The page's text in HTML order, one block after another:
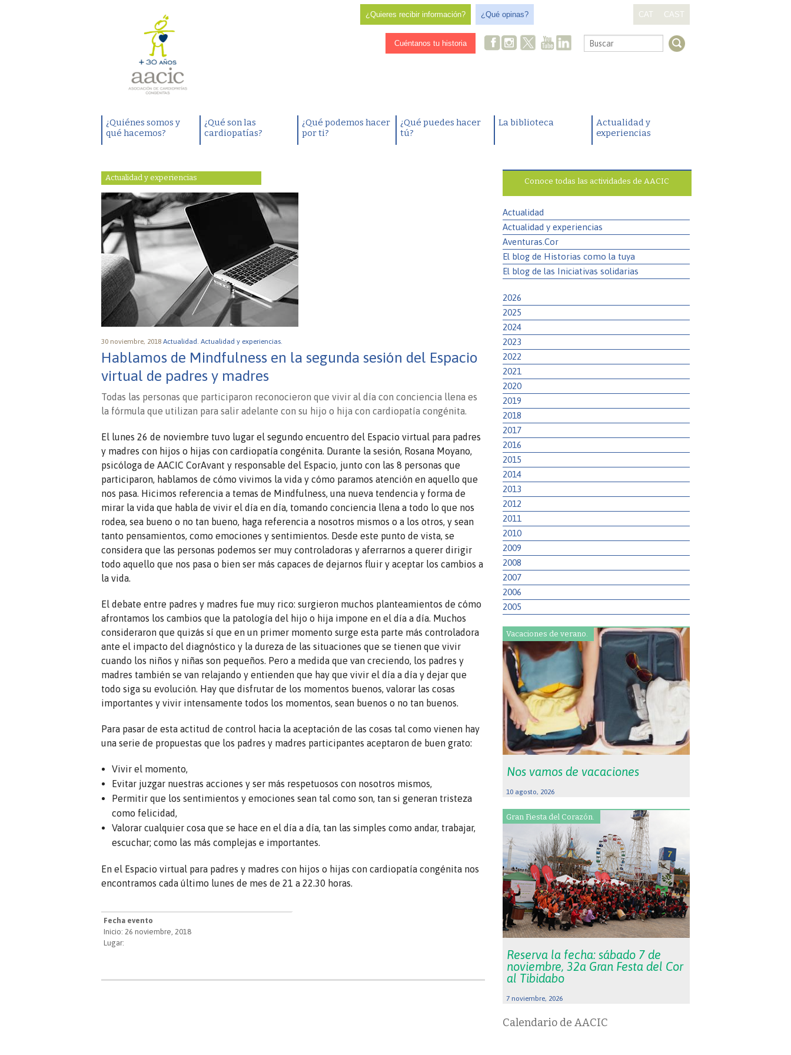
¿Quieres recibir información? ¿Qué opinas? CAT CAST
Cuéntanos tu historia .
¿Quiénes somos y
qué hacemos?
¿Qué son las
cardiopatías?
¿Qué podemos hacer
por ti?
¿Qué puedes hacer
tú?
La biblioteca
Actualidad y
experiencias
Actualidad y experiencias
30 noviembre, 2018 Actualidad. Actualidad y experiencias.
Hablamos de Mindfulness en la segunda sesión del Espacio
virtual de padres y madres
Todas las personas que participaron reconocieron que vivir al día con conciencia llena es
la fórmula que utilizan para salir adelante con su hijo o hija con cardiopatía congénita.
El lunes 26 de noviembre tuvo lugar el segundo encuentro del Espacio virtual para padres
y madres con hijos o hijas con cardiopatía congénita. Durante la sesión, Rosana Moyano,
psicóloga de AACIC CorAvant y responsable del Espacio, junto con las 8 personas que
participaron, hablamos de cómo vivimos la vida y cómo paramos atención en aquello que
nos pasa. Hicimos referencia a temas de Mindfulness, una nueva tendencia y forma de
mirar la vida que habla de vivir el día en día, tomando conciencia llena a todo lo que nos
rodea, sea bueno o no tan bueno, haga referencia a nosotros mismos o a los otros, y sean
tanto pensamientos, como emociones y sentimientos. Desde este punto de vista, se
considera que las personas podemos ser muy controladoras y aferrarnos a querer dirigir
todo aquello que nos pasa o bien ser más capaces de dejarnos fluir y aceptar los cambios a
la vida.
El debate entre padres y madres fue muy rico: surgieron muchos planteamientos de cómo
afrontamos los cambios que la patología del hijo o hija impone en el día a día. Muchos
consideraron que quizás sí que en un primer momento surge esta parte más controladora
ante el impacto del diagnóstico y la dureza de las situaciones que se tienen que vivir
cuando los niños y niñas son pequeños. Pero a medida que van creciendo, los padres y
madres también se van relajando y entienden que hay que vivir el día a día y dejar que
todo siga su evolución. Hay que disfrutar de los momentos buenos, valorar las cosas
importantes y vivir intensamente todos los momentos, sean buenos o no tan buenos.
Para pasar de esta actitud de control hacia la aceptación de las cosas tal como vienen hay
una serie de propuestas que los padres y madres participantes aceptaron de buen grato:
Vivir el momento,
Evitar juzgar nuestras acciones y ser más respetuosos con nosotros mismos,
Permitir que los sentimientos y emociones sean tal como son, tan si generan tristeza
como felicidad,
Valorar cualquier cosa que se hace en el día a día, tan las simples como andar, trabajar,
escuchar; como las más complejas e importantes.
En el Espacio virtual para padres y madres con hijos o hijas con cardiopatía congénita nos
encontramos cada último lunes de mes de 21 a 22.30 horas.
Fecha evento
Inicio: 26 noviembre, 2018
Lugar:
Conoce todas las actividades de AACIC
Actualidad
Actualidad y experiencias
Aventuras.Cor
El blog de Historias como la tuya
El blog de las Iniciativas solidarias
2026
2025
2024
2023
2022
2021
2020
2019
2018
2017
2016
2015
2014
2013
2012
2011
2010
2009
2008
2007
2006
2005
Vacaciones de verano.
Nos vamos de vacaciones
10 agosto, 2026
Gran Fiesta del Corazón.
Reserva la fecha: sábado 7 de
noviembre, 32a Gran Festa del Cor
al Tibidabo
7 noviembre, 2026
Calendario de AACIC